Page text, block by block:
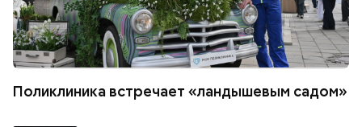
Поликлиника встречает «ландышевым садом»